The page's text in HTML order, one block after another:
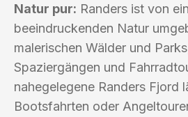
Natur pur: Randers ist von
beeindruckenden Natur
malerischen Wälder und
Spaziergängen und
nahegelegene Randers Fjord
Bootsfahrten oder